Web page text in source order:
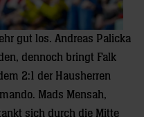
gut los. Andreas Palicka
dennoch bringt Falk
2:1 der Hausherren
Mads Mensah,
sich durch die Mitte